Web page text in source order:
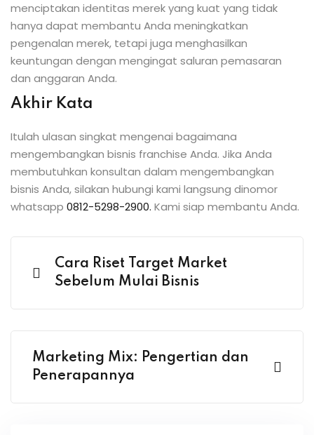
menciptakan identitas merek yang kuat yang tidak
hanya dapat membantu Anda meningkatkan
pengenalan merek, tetapi juga menghasilkan
keuntungan dengan mengingat saluran pemasaran
dan anggaran Anda.
Akhir Kata
Itulah ulasan singkat mengenai bagaimana
mengembangkan bisnis franchise Anda. Jika Anda
membutuhkan konsultan dalam mengembangkan
bisnis Anda, silakan hubungi kami langsung dinomor
whatsapp 0812-5298-2900. Kami siap membantu Anda.
Cara Riset Target Market
Sebelum Mulai Bisnis
Marketing Mix: Pengertian dan
Penerapannya